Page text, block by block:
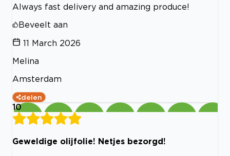
Always fast delivery and amazing produce!
Beveelt aan
11 March 2026
Melina
Amsterdam
delen
10
Geweldige olijfolie! Netjes bezorgd!